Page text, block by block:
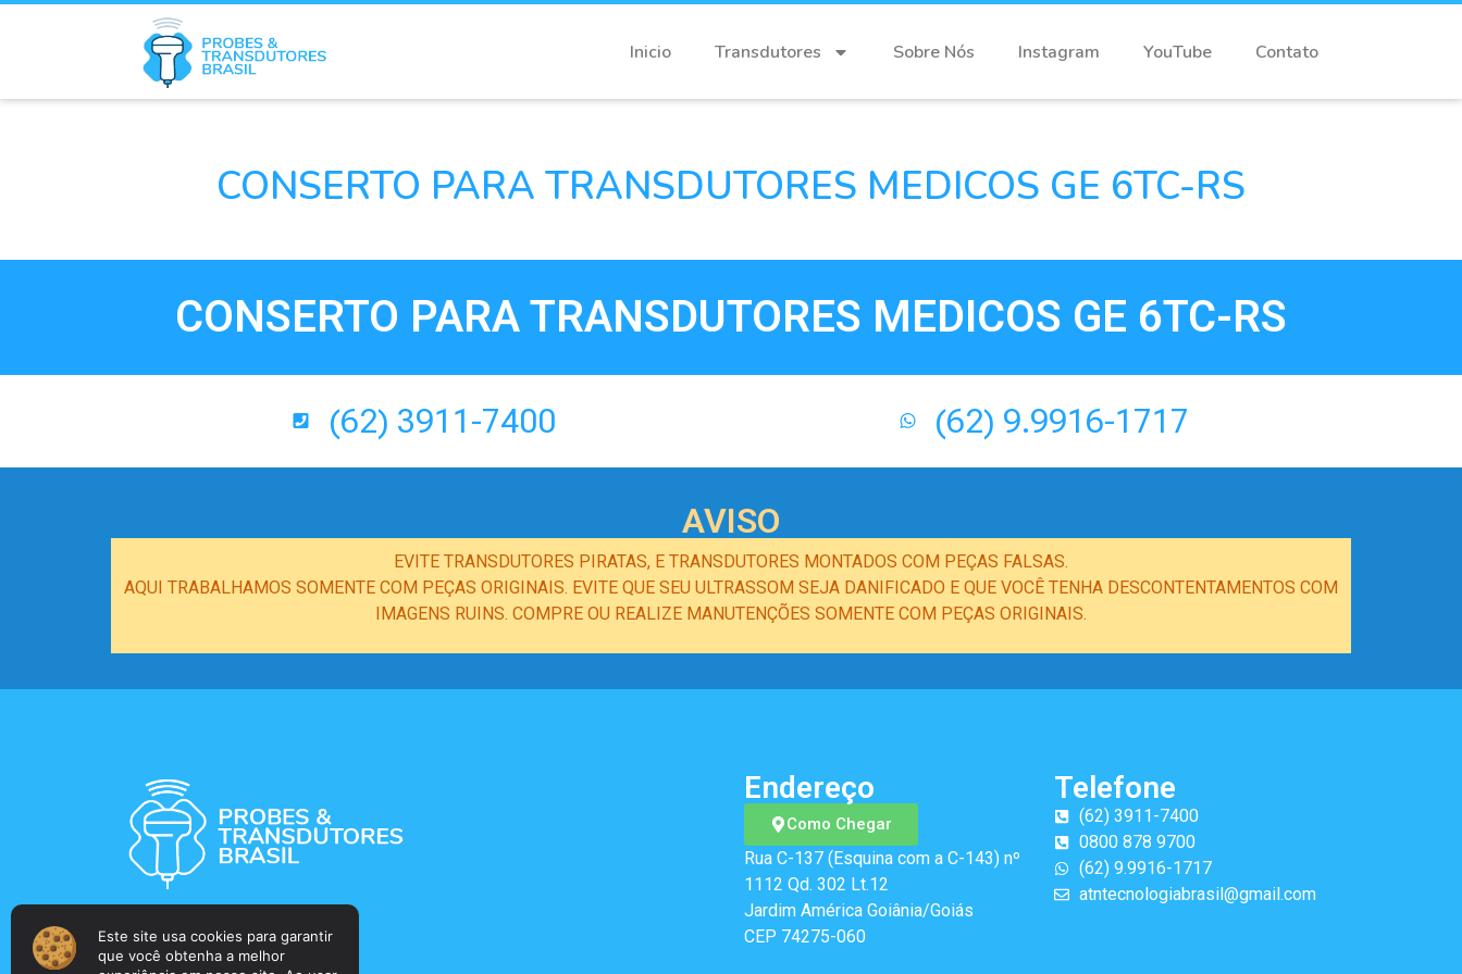
Inicio Transdutores Sobre Nós Instagram YouTube Contato
Este site usa cookies para garantir
que você obtenha a melhor
CONSERTO PARA TRANSDUTORES MEDICOS GE 6TC-RS
CONSERTO PARA TRANSDUTORES MEDICOS GE 6TC-RS
(62) 3911-7400 (62) 9.9916-1717
AVISO
EVITE TRANSDUTORES PIRATAS, E TRANSDUTORES MONTADOS COM PEÇAS FALSAS.
AQUI TRABALHAMOS SOMENTE COM PEÇAS ORIGINAIS. EVITE QUE SEU ULTRASSOM SEJA DANIFICADO E QUE VOCÊ TENHA DESCONTENTAMENTOS COM
IMAGENS RUINS. COMPRE OU REALIZE MANUTENÇÕES SOMENTE COM PEÇAS ORIGINAIS.
Como Chegar
Rua C-137 (Esquina com a C-143) nº
1112 Qd. 302 Lt.12
Jardim América Goiânia/Goiás
CEP 74275-060
Endereço
(62) 3911-7400
0800 878 9700
(62) 9.9916-1717
atntecnologiabrasil@gmail.com
Telefone